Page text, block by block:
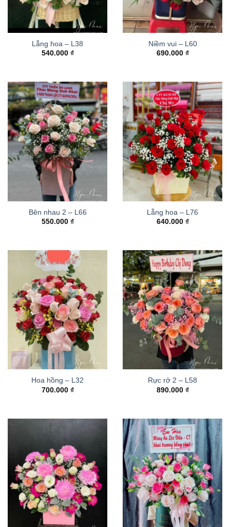
Lẵng hoa – L38
540.000 ₫
Niềm vui – L60
690.000 ₫
Bên nhau 2 – L66
550.000 ₫
Lẵng hoa – L76
640.000 ₫
Hoa hồng – L32
700.000 ₫
Rực rở 2 – L58
890.000 ₫